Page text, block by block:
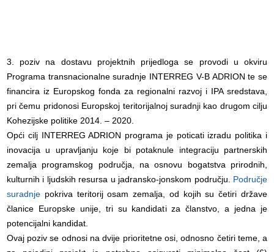
3. poziv na dostavu projektnih prijedloga se provodi u okviru
Programa transnacionalne suradnje INTERREG V-B ADRION te se
financira iz Europskog fonda za regionalni razvoj i IPA sredstava,
pri čemu pridonosi Europskoj teritorijalnoj suradnji kao drugom cilju
Kohezijske politike 2014. – 2020.
Opći cilj INTERREG ADRION programa je poticati izradu politika i
inovacija u upravljanju koje bi potaknule integraciju partnerskih
zemalja programskog područja, na osnovu bogatstva prirodnih,
kulturnih i ljudskih resursa u jadransko-jonskom području. Područje
suradnjepokriva teritorij osam zemalja, od kojih su četiri države
članice Europske unije, tri su kandidati za članstvo, a jedna je
potencijalni kandidat.
Ovaj poziv se odnosi na dvije prioritetne osi, odnosno četiri teme, a